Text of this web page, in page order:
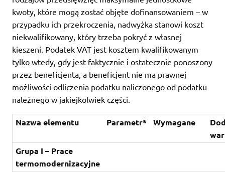
kwoty, które mogą zostać objęte dofinansowaniem – w
przypadku ich przekroczenia, nadwyżka stanowi koszt
niekwalifikowany, który trzeba pokryć z własnej
kieszeni. Podatek VAT jest kosztem kwalifikowanym
tylko wtedy, gdy jest faktycznie i ostatecznie ponoszony
przez beneficjenta, a beneficjent nie ma prawnej
możliwości odliczenia podatku naliczonego od podatku
należnego w jakiejkolwiek części.
Nazwa elementu Parametr* Wymagane
Grupa I – Prace
termomodernizacyjne